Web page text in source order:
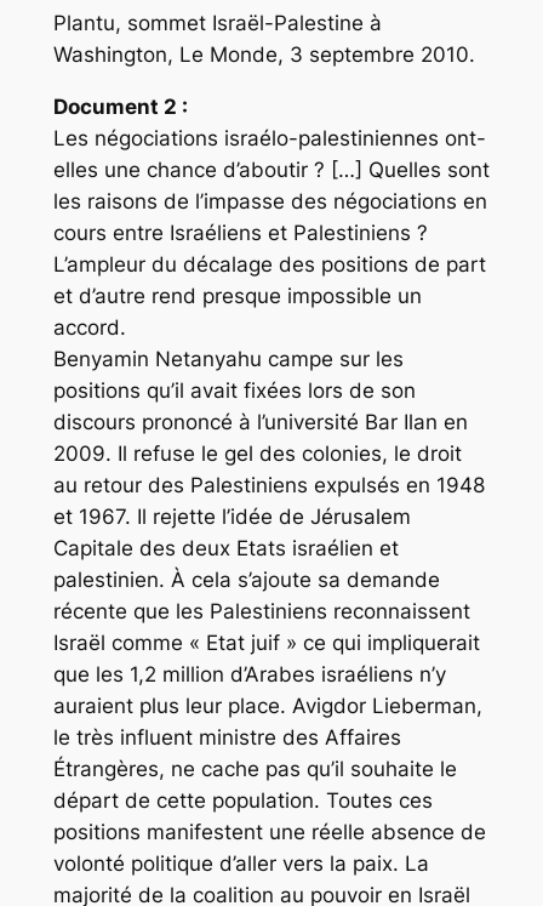
Plantu, sommet Israël-Palestine à
Washington, Le Monde, 3 septembre 2010.
Document 2 :
Les négociations israélo-palestiniennes ont-
elles une chance d’aboutir ? […] Quelles sont
les raisons de l’impasse des négociations en
cours entre Israéliens et Palestiniens ?
L’ampleur du décalage des positions de part
et d’autre rend presque impossible un
accord.
Benyamin Netanyahu campe sur les
positions qu’il avait fixées lors de son
discours prononcé à l’université Bar Ilan en
2009. Il refuse le gel des colonies, le droit
au retour des Palestiniens expulsés en 1948
et 1967. Il rejette l’idée de Jérusalem
Capitale des deux Etats israélien et
palestinien. À cela s’ajoute sa demande
récente que les Palestiniens reconnaissent
Israël comme « Etat juif » ce qui impliquerait
que les 1,2 million d’Arabes israéliens n’y
auraient plus leur place. Avigdor Lieberman,
le très influent ministre des Affaires
Étrangères, ne cache pas qu’il souhaite le
départ de cette population. Toutes ces
positions manifestent une réelle absence de
volonté politique d’aller vers la paix. La
majorité de la coalition au pouvoir en Israël